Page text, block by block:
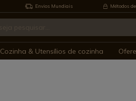
Envios Mundiais Métodos
Cozinha & Utensílios de cozinha